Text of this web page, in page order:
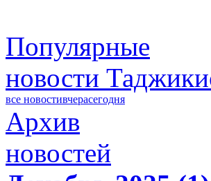
Популярные
новости
все новостивчерасегодня
Архив
новостей